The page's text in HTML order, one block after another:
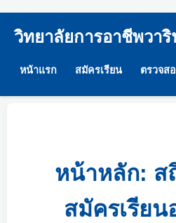
วิทยาลัยการอาชีพวา
หน้าแรก สมัครเรียน ตรวจส
หน้าหลัก: ส
สมัครเรีย